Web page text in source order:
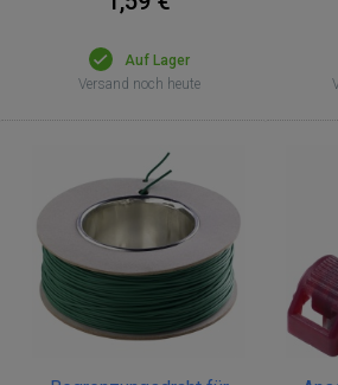
Auf Lager
Versand noch heute